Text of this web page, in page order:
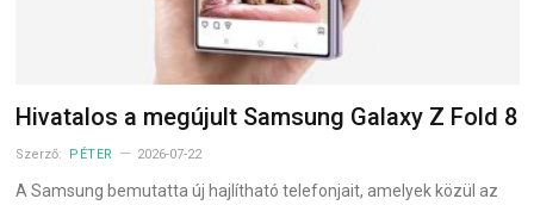
Hivatalos a megújult Samsung Galaxy Z Fold 8
Szerző: PÉTER 2026-07-22
A Samsung bemutatta új hajlítható telefonjait, amelyek közül az